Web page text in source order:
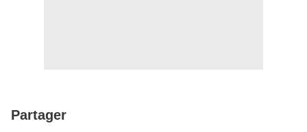
Partager